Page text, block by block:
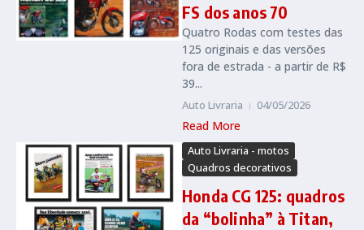
FS dos anos 70
Quatro Rodas com testes das
125 originais e das versões
fora de estrada - a partir de R$
39...
Auto Livraria 04/05/2026
Read More
Auto Livraria - motos
Quadros decorativos
Honda CG 125: quadros
da “bolinha” à Titan,